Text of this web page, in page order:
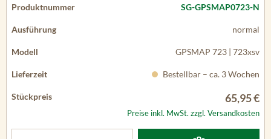
SG-GPSMAP0723-N
normal
GPSMAP 723 | 723xsv
Bestellbar – ca. 3 Wochen
65,95 €
Preise inkl. MwSt. zzgl. Versandkosten